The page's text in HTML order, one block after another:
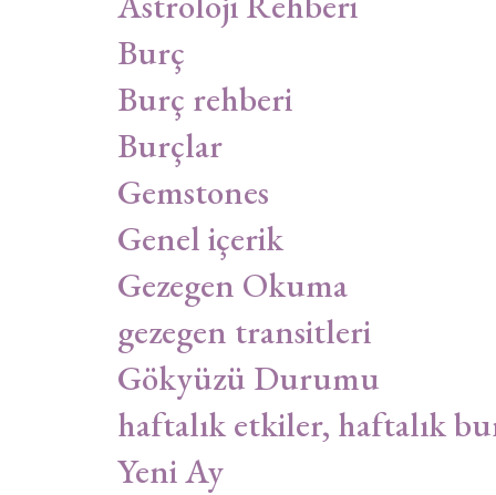
Burç
Burç rehberi
Burçlar
Gemstones
Genel içerik
Gezegen Okuma
gezegen transitleri
Gökyüzü Durumu
haftalık etkiler, haftalık
Yeni Ay